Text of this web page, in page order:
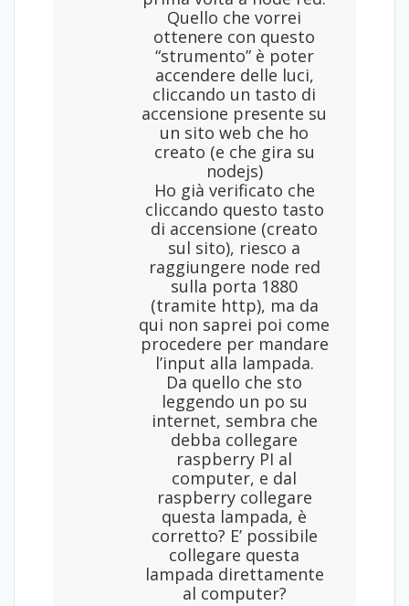
Quello che vorrei
ottenere con questo
“strumento” è poter
accendere delle luci,
cliccando un tasto di
accensione presente su
un sito web che ho
creato (e che gira su
nodejs)
Ho già verificato che
cliccando questo tasto
di accensione (creato
sul sito), riesco a
raggiungere node red
sulla porta 1880
(tramite http), ma da
qui non saprei poi come
procedere per mandare
l’input alla lampada.
Da quello che sto
leggendo un po su
internet, sembra che
debba collegare
raspberry PI al
computer, e dal
raspberry collegare
questa lampada, è
corretto? E’ possibile
collegare questa
lampada direttamente
al computer?